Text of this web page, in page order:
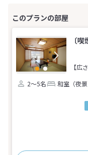
〔
【広
2～5名
和室（夜景